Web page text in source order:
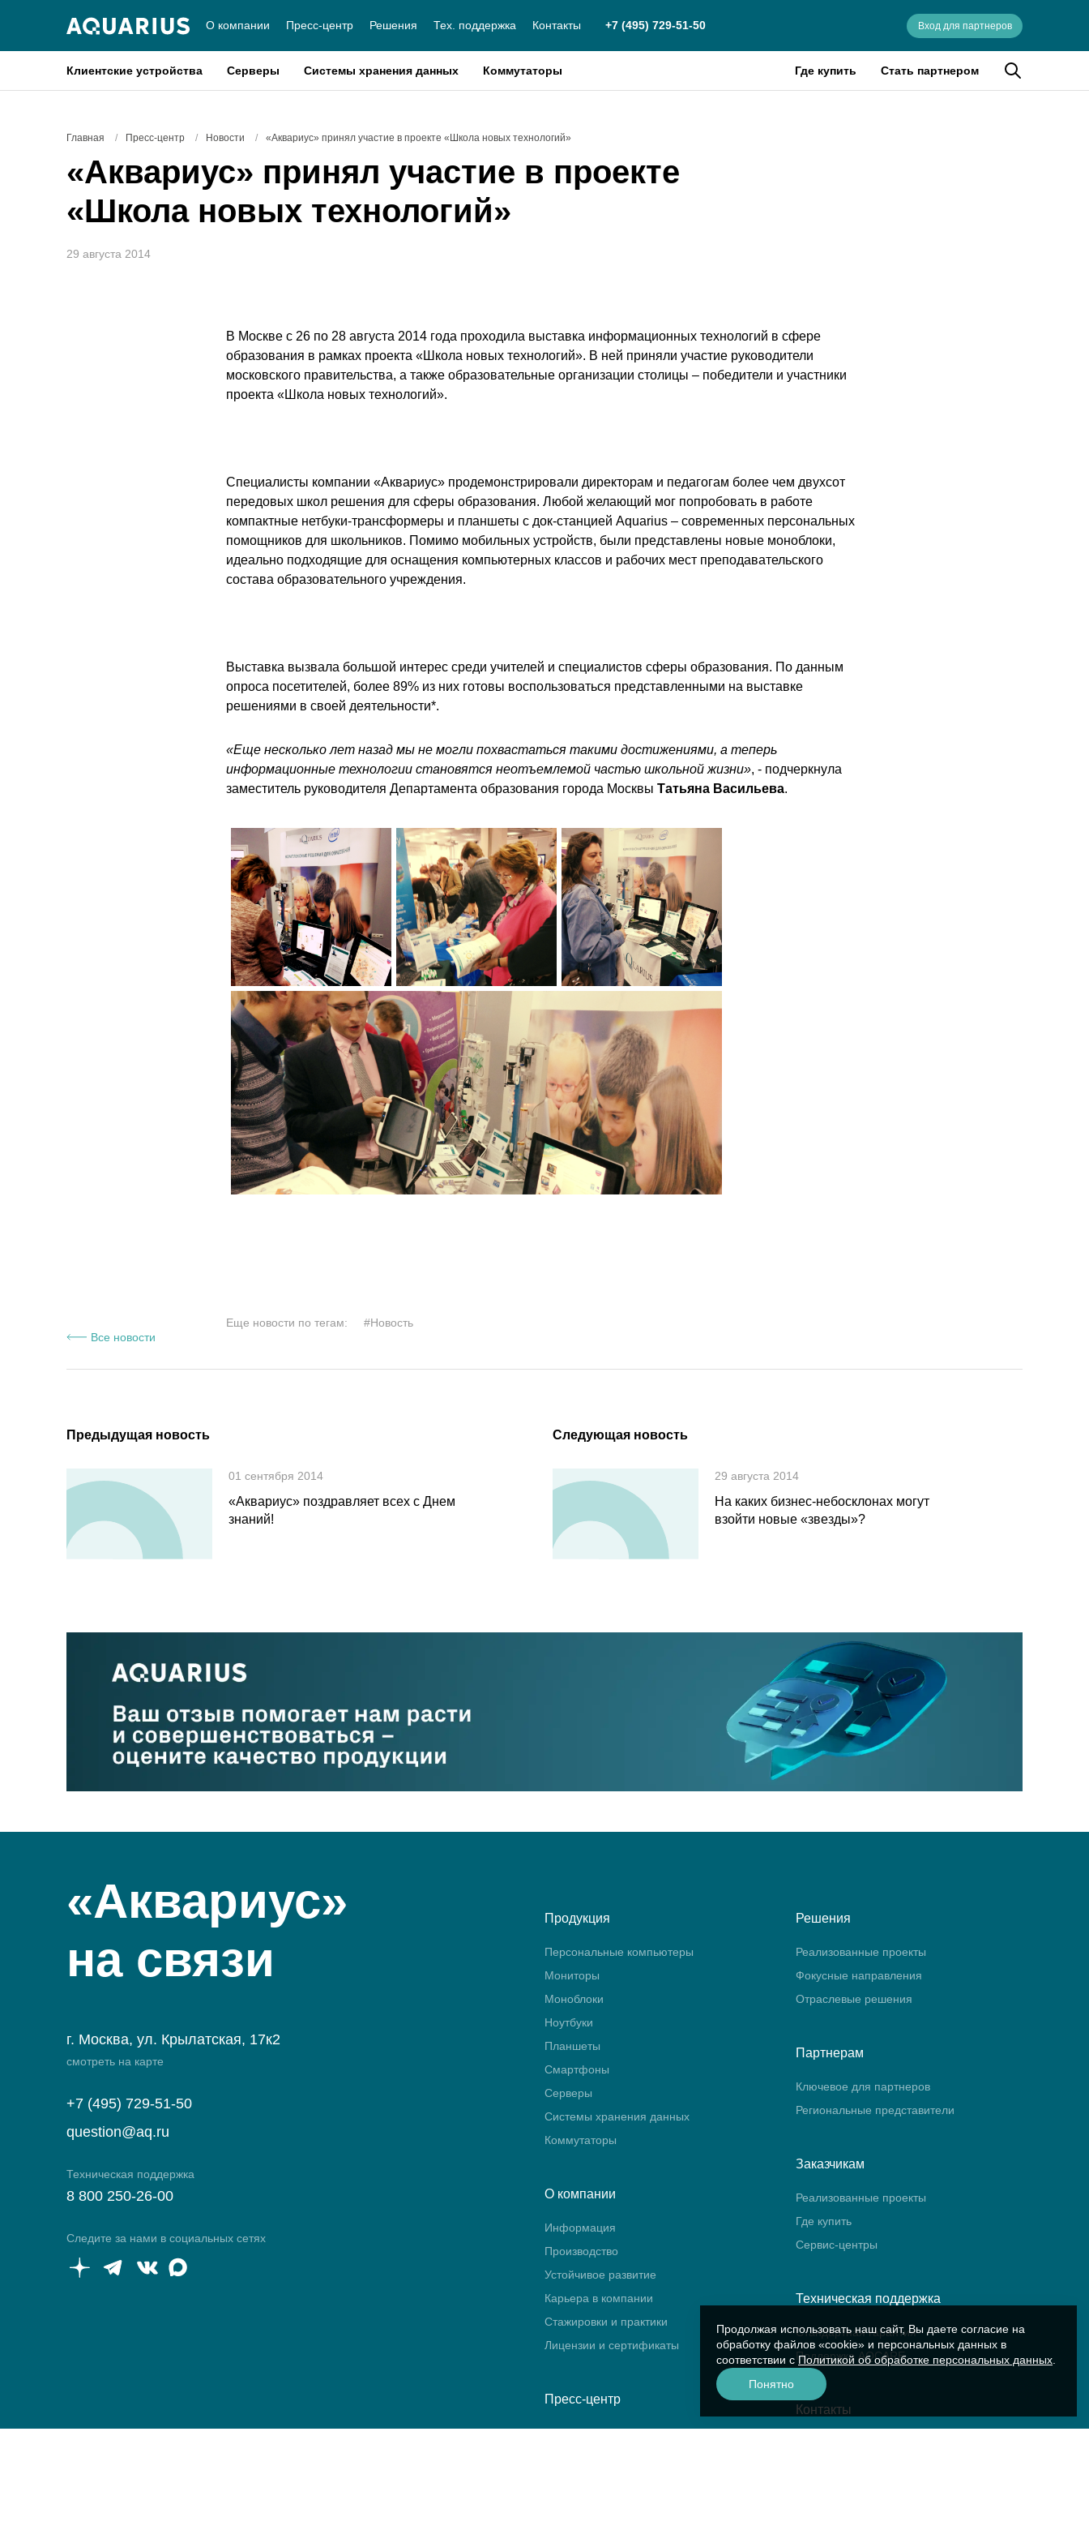
О компании Пресс-центр Решения Тех. поддержка Контакты +7 (495) 729-51-50 Вход для партнеров
Клиентские устройства Серверы Системы хранения данных Коммутаторы Где купить Стать партнером
Главная / Пресс-центр / Новости / «Аквариус» принял участие в проекте «Школа новых технологий»
«Аквариус» принял участие в проекте
«Школа новых технологий»
29 августа 2014
Все новости
В Москве с 26 по 28 августа 2014 года проходила выставка информационных технологий в сфере
образования в рамках проекта «Школа новых технологий». В ней приняли участие руководители
московского правительства, а также образовательные организации столицы – победители и участники
проекта «Школа новых технологий».
Специалисты компании «Аквариус» продемонстрировали директорам и педагогам более чем двухсот
передовых школ решения для сферы образования. Любой желающий мог попробовать в работе
компактные нетбуки-трансформеры и планшеты с док-станцией Aquarius – современных персональных
помощников для школьников. Помимо мобильных устройств, были представлены новые моноблоки,
идеально подходящие для оснащения компьютерных классов и рабочих мест преподавательского
состава образовательного учреждения.
Выставка вызвала большой интерес среди учителей и специалистов сферы образования. По данным
опроса посетителей, более 89% из них готовы воспользоваться представленными на выставке
решениями в своей деятельности*.
«Еще несколько лет назад мы не могли похвастаться такими достижениями, а теперь
информационные технологии становятся неотъемлемой частью школьной жизни», - подчеркнула
заместитель руководителя Департамента образования города Москвы Татьяна Васильева.
Еще новости по тегам: #Новость
Предыдущая новость
01 сентября 2014
«Аквариус» поздравляет всех с Днем
знаний!
Следующая новость
29 августа 2014
На каких бизнес-небосклонах могут
взойти новые «звезды»?
«Аквариус»
на связи
г. Москва, ул. Крылатская, 17к2
смотреть на карте
+7 (495) 729-51-50
question@aq.ru
Техническая поддержка
8 800 250-26-00
Следите за нами в социальных сетях
Продукция
Персональные компьютеры
Мониторы
Моноблоки
Ноутбуки
Планшеты
Смартфоны
Серверы
Системы хранения данных
Коммутаторы
О компании
Информация
Производство
Устойчивое развитие
Карьера в компании
Стажировки и практики
Лицензии и сертификаты
Пресс-центр
Новости
Решения
Реализованные проекты
Фокусные направления
Отраслевые решения
Партнерам
Ключевое для партнеров
Региональные представители
Заказчикам
Реализованные проекты
Где купить
Сервис-центры
Техническая поддержка
Стандартная гарантия
Поддержка AQCARE
Контакты
Продолжая использовать наш сайт, Вы даете согласие на
обработку файлов «cookie» и персональных данных в
соответствии сПолитикой об обработке персональных данных
Понятно